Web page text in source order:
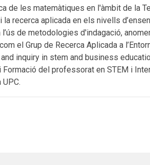
de les matemàtiques en l'àmbit de la
recerca aplicada en els nivells
de metodologies d'indagació,
el Grup de Recerca Aplicada a
inquiry in stem and business
del professorat en STEM i